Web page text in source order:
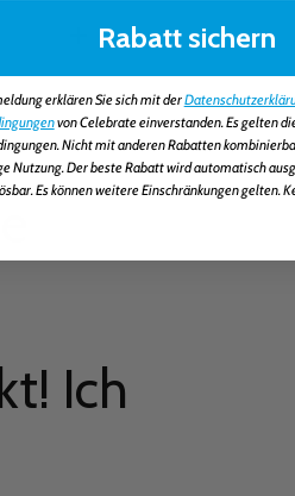
Ich
Rabatt sichern
erklären Sie sich mit der
von Celebrate einverstanden. Es gelten
Nicht mit anderen Rabatten
Nutzung. Der beste Rabatt wird automatisch
Es können weitere Einschränkungen gelten.